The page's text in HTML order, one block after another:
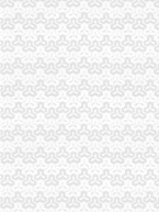
重庆办公家具厂家重
《过街》花匠先生^
新牌坊办公家具维修
【重庆新牌坊附近适
加洲办执照
欧洲总裁办公行政书
《清史稿》卷124志九
欧洲行政综合管理办
代办俄罗斯大使馆加